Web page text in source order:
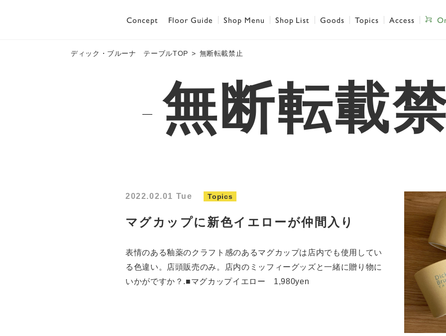
Floor Guide Shop Menu Shop List Goods
Concept Topics Access
ディック・ブルーナ テーブルTOP 無断転載禁止
無断転載
2022.02.01 Tue Topics
マグカップに新色イエローが仲間入り
表情のある釉薬のクラフト感のあるマグカップは店内でも使用してい
る色違い。店頭販売のみ。店内のミッフィーグッズと一緒に贈り物に
いかがですか？.■マグカップイエロー 1,980yen